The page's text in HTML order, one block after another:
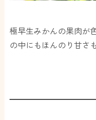
極早生みかんの果肉が
の中にもほんのり甘さ